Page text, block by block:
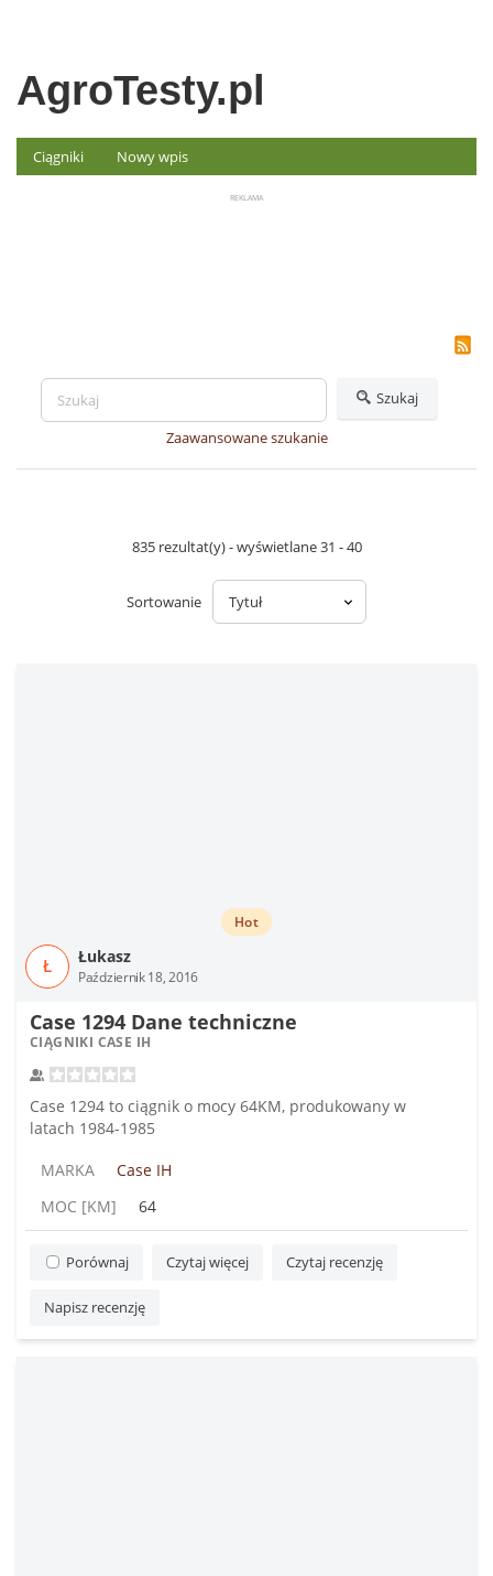
AgroTesty.pl
Ciągniki Nowy wpis
Szukaj
Zaawansowane szukanie
835 rezultat(y) - wyświetlane 31 - 40
Sortowanie
Ł Łukasz
Październik 18, 2016
Hot
Case 1294 Dane techniczne
CIĄGNIKI CASE IH
Case 1294 to ciągnik o mocy 64KM, produkowany w
latach 1984-1985
MARKA
Case IH
MOC [KM]
64
Porównaj Czytaj więcej Czytaj recenzję
Napisz recenzję